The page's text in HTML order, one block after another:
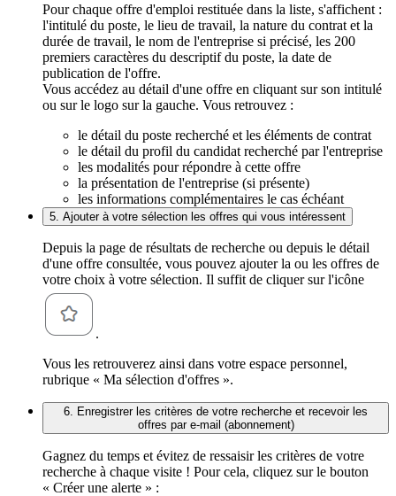
Pour chaque offre d'emploi restituée dans la liste, s'affichent :
l'intitulé du poste, le lieu de travail, la nature du contrat et la
durée de travail, le nom de l'entreprise si précisé, les 200
premiers caractères du descriptif du poste, la date de
publication de l'offre.
Vous accédez au détail d'une offre en cliquant sur son intitulé
ou sur le logo sur la gauche. Vous retrouvez :
le détail du poste recherché et les éléments de contrat
le détail du profil du candidat recherché par l'entreprise
les modalités pour répondre à cette offre
la présentation de l'entreprise (si présente)
les informations complémentaires le cas échéant
5. Ajouter à votre sélection les offres qui vous intéressent
Depuis la page de résultats de recherche ou depuis le détail
d'une offre consultée, vous pouvez ajouter la ou les offres de
votre choix à votre sélection. Il suffit de cliquer sur l'icône
.
Vous les retrouverez ainsi dans votre espace personnel,
rubrique « Ma sélection d'offres ».
6. Enregistrer les critères de votre recherche et recevoir les
offres par e-mail (abonnement)
Gagnez du temps et évitez de ressaisir les critères de votre
recherche à chaque visite ! Pour cela, cliquez sur le bouton
« Créer une alerte » :